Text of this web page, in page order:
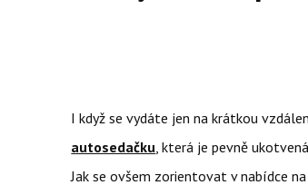
I když se vydáte jen na krátkou
autosedačku, která je pevně
Jak se ovšem zorientovat v nabídce